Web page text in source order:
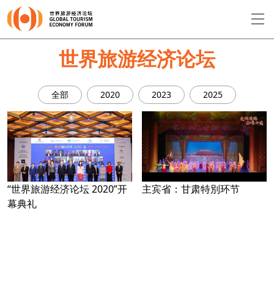
繁 简
关于论坛
论坛议程
演讲者
世界旅游经济论坛
全部 2020 2023 2025
“世界旅游经济论坛 2020”开
幕典礼
主宾省：甘肃特別环节